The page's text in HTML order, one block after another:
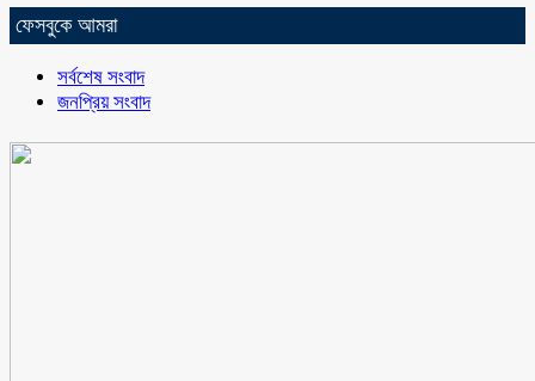
ফেসবুকে আমরা
সর্বশেষ সংবাদ
জনপ্রিয় সংবাদ